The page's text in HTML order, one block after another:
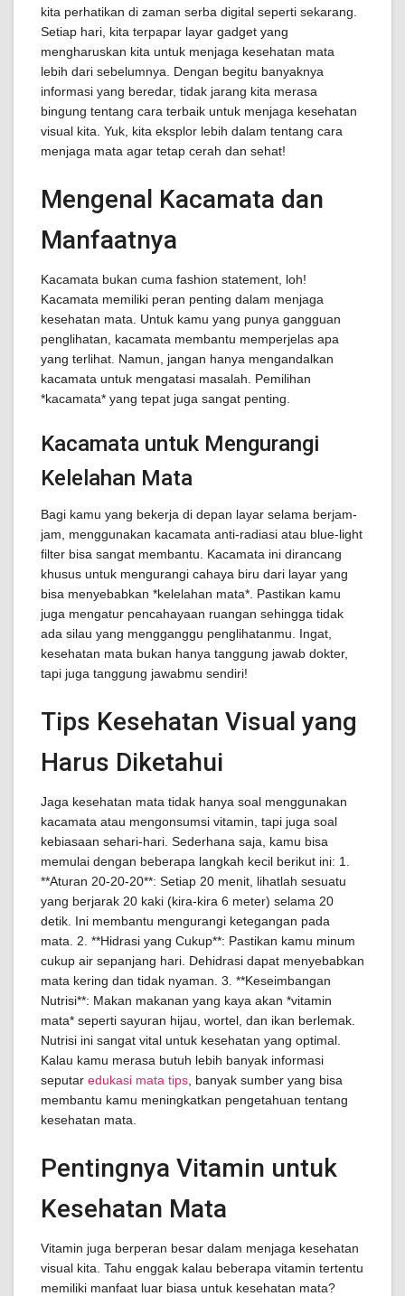
kita perhatikan di zaman serba digital seperti sekarang.
Setiap hari, kita terpapar layar gadget yang
mengharuskan kita untuk menjaga kesehatan mata
lebih dari sebelumnya. Dengan begitu banyaknya
informasi yang beredar, tidak jarang kita merasa
bingung tentang cara terbaik untuk menjaga kesehatan
visual kita. Yuk, kita eksplor lebih dalam tentang cara
menjaga mata agar tetap cerah dan sehat!
Mengenal Kacamata dan
Manfaatnya
Kacamata bukan cuma fashion statement, loh!
Kacamata memiliki peran penting dalam menjaga
kesehatan mata. Untuk kamu yang punya gangguan
penglihatan, kacamata membantu memperjelas apa
yang terlihat. Namun, jangan hanya mengandalkan
kacamata untuk mengatasi masalah. Pemilihan
*kacamata* yang tepat juga sangat penting.
Kacamata untuk Mengurangi
Kelelahan Mata
Bagi kamu yang bekerja di depan layar selama berjam-
jam, menggunakan kacamata anti-radiasi atau blue-light
filter bisa sangat membantu. Kacamata ini dirancang
khusus untuk mengurangi cahaya biru dari layar yang
bisa menyebabkan *kelelahan mata*. Pastikan kamu
juga mengatur pencahayaan ruangan sehingga tidak
ada silau yang mengganggu penglihatanmu. Ingat,
kesehatan mata bukan hanya tanggung jawab dokter,
tapi juga tanggung jawabmu sendiri!
Tips Kesehatan Visual yang
Harus Diketahui
Jaga kesehatan mata tidak hanya soal menggunakan
kacamata atau mengonsumsi vitamin, tapi juga soal
kebiasaan sehari-hari. Sederhana saja, kamu bisa
memulai dengan beberapa langkah kecil berikut ini: 1.
**Aturan 20-20-20**: Setiap 20 menit, lihatlah sesuatu
yang berjarak 20 kaki (kira-kira 6 meter) selama 20
detik. Ini membantu mengurangi ketegangan pada
mata. 2. **Hidrasi yang Cukup**: Pastikan kamu minum
cukup air sepanjang hari. Dehidrasi dapat menyebabkan
mata kering dan tidak nyaman. 3. **Keseimbangan
Nutrisi**: Makan makanan yang kaya akan *vitamin
mata* seperti sayuran hijau, wortel, dan ikan berlemak.
Nutrisi ini sangat vital untuk kesehatan yang optimal.
Kalau kamu merasa butuh lebih banyak informasi
seputar edukasi mata tips , banyak sumber yang bisa
membantu kamu meningkatkan pengetahuan tentang
kesehatan mata.
Pentingnya Vitamin untuk
Kesehatan Mata
Vitamin juga berperan besar dalam menjaga kesehatan
visual kita. Tahu enggak kalau beberapa vitamin tertentu
memiliki manfaat luar biasa untuk kesehatan mata?